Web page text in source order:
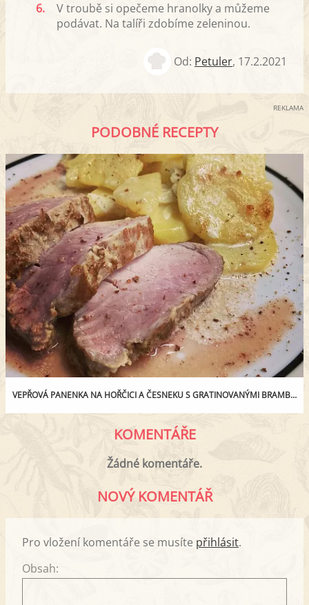
6.
V troubě si opečeme hranolky a můžeme
podávat. Na talíři zdobíme zeleninou.
Od: Petuler, 17.2.2021
REKLAMA
PODOBNÉ RECEPTY
VEPŘOVÁ PANENKA NA HOŘČICI A ČESNEKU S GRATINOVANÝMI BRAMBORY
KOMENTÁŘE
Žádné komentáře.
NOVÝ KOMENTÁŘ
Pro vložení komentáře se musíte přihlásit.
Obsah: